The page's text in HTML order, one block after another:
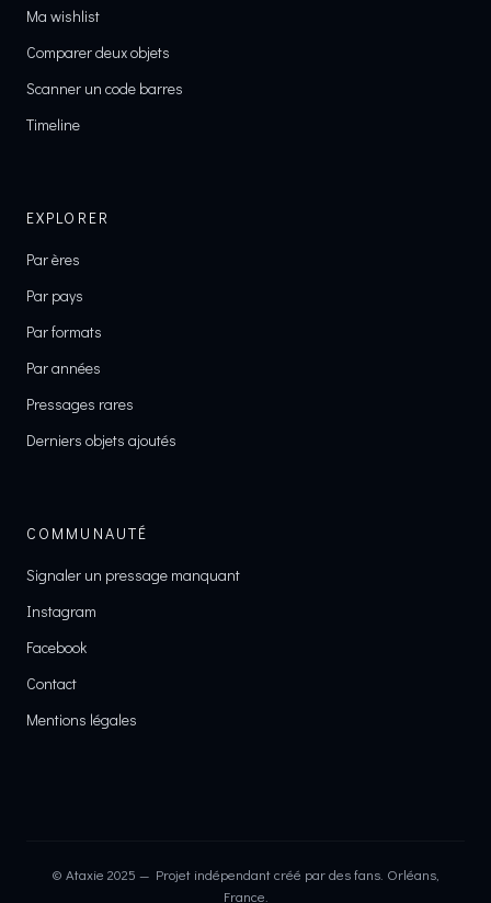
Ma wishlist
Comparer deux objets
Scanner un code barres
Timeline
EXPLORER
Par ères
Par pays
Par formats
Par années
Pressages rares
Derniers objets ajoutés
COMMUNAUTÉ
Signaler un pressage manquant
Instagram
Facebook
Contact
Mentions légales
© Ataxie 2025 — Projet indépendant créé par des fans. Orléans,
France.